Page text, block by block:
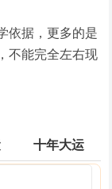
依据，更多的是
不能完全左右现
十年大运